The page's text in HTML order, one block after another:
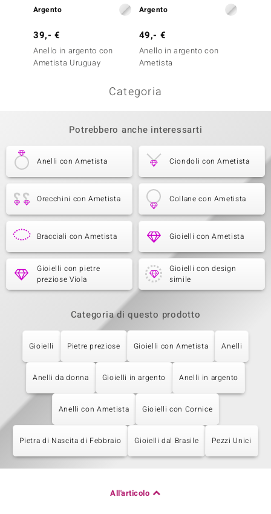
Argento
39,- €
Anello in argento con
Ametista Uruguay
Argento
49,- €
Anello in argento con
Ametista
Categoria
Potrebbero anche interessarti
Anelli con Ametista Ciondoli con Ametista
Orecchini con Ametista Collane con Ametista
Bracciali con Ametista Gioielli con Ametista
Gioielli con pietre
preziose Viola
Gioielli con design
simile
Categoria di questo prodotto
Gioielli Pietre preziose Gioielli con Ametista Anelli
Anelli da donna Gioielli in argento Anelli in argento
Anelli con Ametista Gioielli con Cornice
Pietra di Nascita di Febbraio Gioielli dal Brasile Pezzi Unici
All'articolo